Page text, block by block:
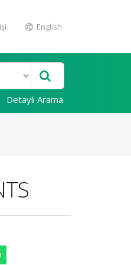
English
Detaylı Arama